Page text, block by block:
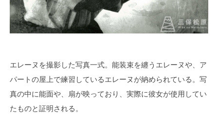
エレーヌを撮影した写真一式。能装束を纏うエレーヌや、ア
パートの屋上で練習しているエレーヌが納められている。写
真の中に能面や、扇が映っており、実際に彼女が使用してい
たものと証明される。